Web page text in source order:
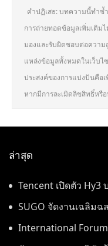
คำปฏิเสธ: บทความนี้ทำซ้
การถ่ายทอดข้อมูลเพิ่มเติม
มองและรับผิดชอบต่อควา
แหล่งข้อมูลทั้งหมดในเว็บไ
ประสงค์ของการแบ่งปันคือ
หากมีการละเมิดลิขสิทธิ์หรื
ล่าสุด
Tencent เปิดตัว
เข้าใช้งาน AI Agentic
SUGO จัดงานเฉลิม
เติบโตอย่างต่อเนื่องในป
International